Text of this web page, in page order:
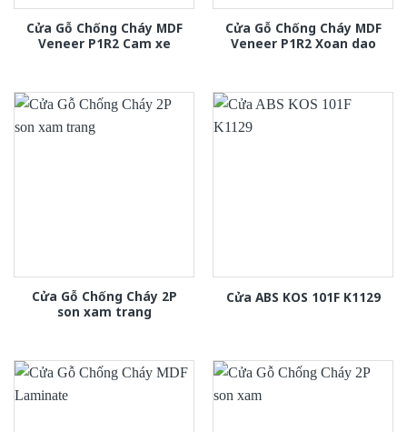
Cửa Gỗ Chống Cháy MDF
Veneer P1R2 Cam xe
Cửa Gỗ Chống Cháy MDF
Veneer P1R2 Xoan dao
Cửa Gỗ Chống Cháy 2P
son xam trang
Cửa ABS KOS 101F K1129